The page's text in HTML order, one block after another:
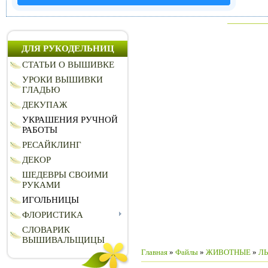
ДЛЯ РУКОДЕЛЬНИЦ
СТАТЬИ О ВЫШИВКЕ
УРОКИ ВЫШИВКИ
ГЛАДЬЮ
ДЕКУПАЖ
УКРАШЕНИЯ РУЧНОЙ
РАБОТЫ
РЕСАЙКЛИНГ
ДЕКОР
ШЕДЕВРЫ СВОИМИ
РУКАМИ
ИГОЛЬНИЦЫ
ФЛОРИСТИКА
СЛОВАРИК
ВЫШИВАЛЬЩИЦЫ
Главная » Файлы » ЖИВОТНЫЕ »